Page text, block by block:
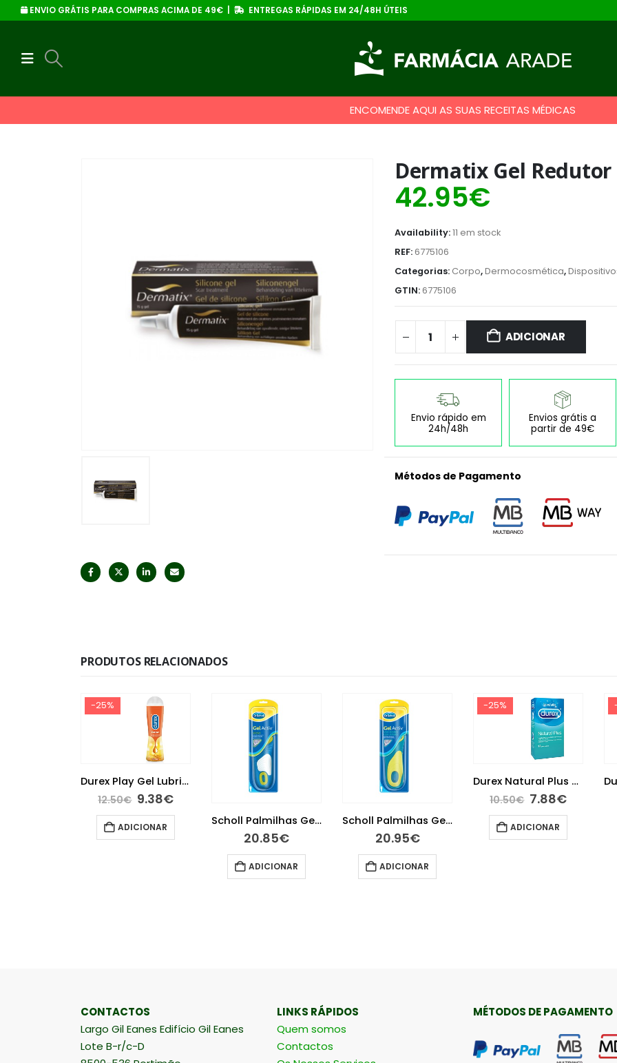
ENVIO GRÁTIS PARA COMPRAS ACIMA DE 49€ | ENTREGAS RÁPIDAS EM 24/48H ÚTEIS
ENCOMENDE AQUI AS SUAS RECEITAS MÉDICAS
Dermatix Gel Redutor
42.95€
Availability:11 em stock
REF:6775106
Categorias: Corpo,Dermocosmética,
GTIN:6775106
ADICIONAR
Envio rápido em
24h/48h
Envios grátis a
partir de 49€
Métodos de Pagamento
PRODUTOS RELACIONADOS
-25%
Durex Play Gel Lubrificante Efeito Calor 50ml
12.50€ 9.38€
ADICIONAR Scholl Palmilhas GelActiv Sport Homem
20.85€
ADICIONAR
Scholl Palmilhas GelActiv Uso Diário Homem 2 unidades
20.95€
ADICIONAR
-25%
Durex Natural Plus Preservativos 12 unidades
10.50€ 7.88€
ADICIONAR
CONTACTOS
Largo Gil Eanes Edifício Gil Eanes
Lote B-r/c-D
LINKS RÁPIDOS
Quem somos
Contactos
MÉTODOS DE PAGAMENTO